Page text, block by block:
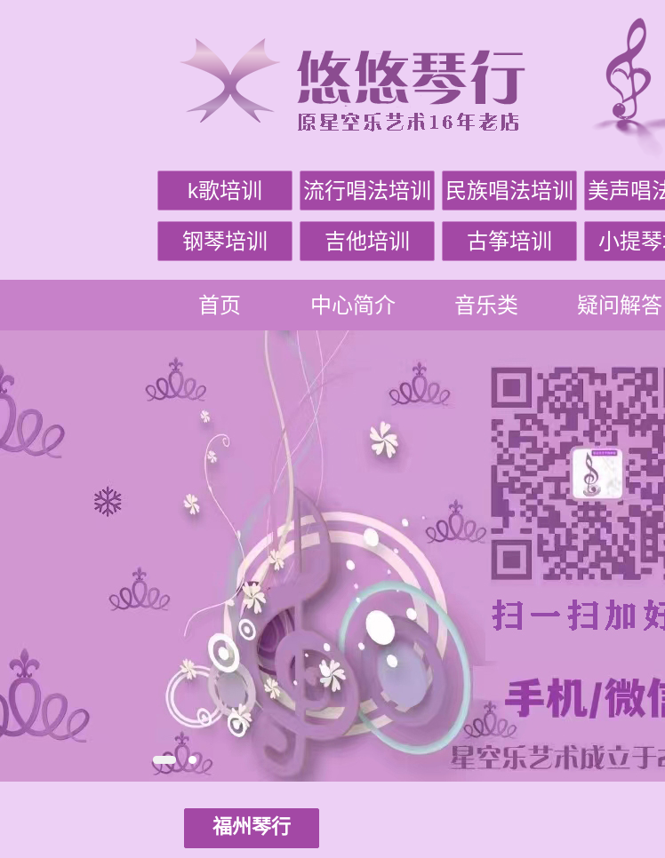
k歌培训 流行唱法培训 民族唱法培训 美声唱
钢琴培训 吉他培训 古筝培训 小提琴
首页 中心简介 音乐类 疑问解答
福州琴行